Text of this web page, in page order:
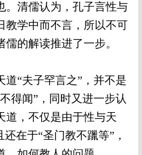
。清儒认为，孔子言性与
教学中而不言，所以不可
的解读推进了一步。
“夫子罕言之”，并不是
得闻”，同时又进一步认
道，不仅是由于性与天
在于“圣门教不躐等”，